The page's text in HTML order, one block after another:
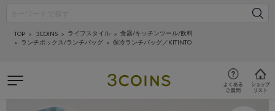
TOP 3COINS ライフスタイル
食器/キッチンツール/飲料
ランチボックス/ランチバッグ
保冷ランチバッグ／KITINTO